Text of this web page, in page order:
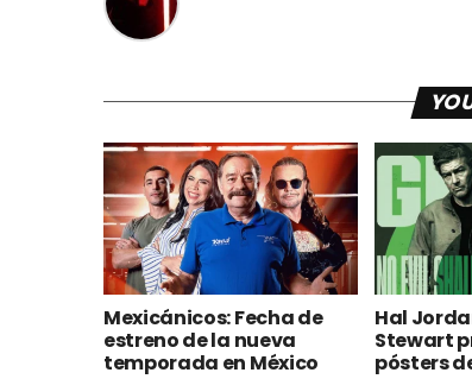
Mexicánicos: Fecha de
estreno de la nueva
temporada en México
Hal
Stewart
pósters